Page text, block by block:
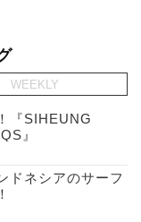
WEEKLY
『SIHEUNG
』
ドネシアのサーフ